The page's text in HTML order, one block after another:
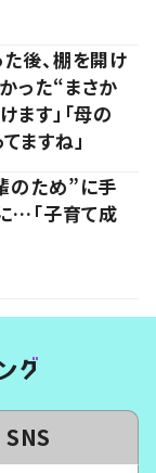
後、棚を開け
った“まさか
す」「母の
ますね」
のため”に手
…「子育て成
SNS